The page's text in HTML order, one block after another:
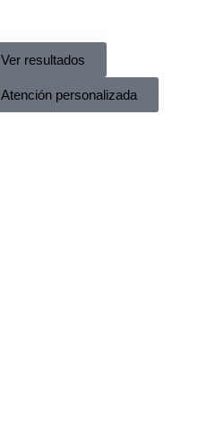
Ver resultados
Atención personalizada